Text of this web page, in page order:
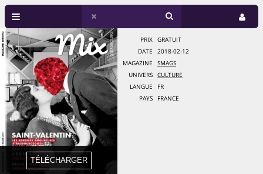
PRIX
GRATUIT
DATE
2018-02-12
MAGAZINE
SMAGS
UNIVERS
CULTURE
LANGUE
FR
PAYS
FRANCE